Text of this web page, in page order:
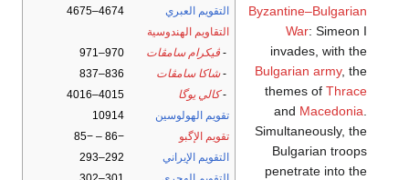
التقويم العبري
4674–4675
التقاويم الهندوسية
- ڤيكرام سامڤات
970–971
-شاكا سامڤات
836–837
-كالي يوگا
4015–4016
تقويم الهولوسين
10914
تقويم الإگبو
−86 – −85
التقويم الإيراني
292–293
Byzantine–Bulgarian
War: Simeon I
invades, with the
Bulgarian army, the
themes of Thrace
and Macedonia
Simultaneously, the
Bulgarian troops
penetrate into the